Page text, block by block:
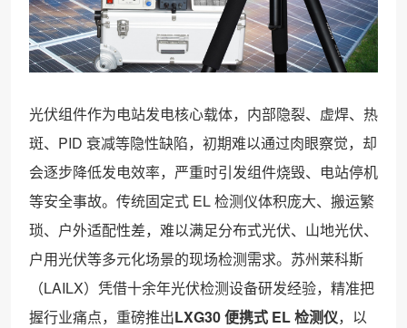
光伏组件作为电站发电核心载体，内部隐裂、虚焊、热
斑、PID 衰减等隐性缺陷，初期难以通过肉眼察觉，却
会逐步降低发电效率，严重时引发组件烧毁、电站停机
等安全事故。传统固定式 EL 检测仪体积庞大、搬运繁
琐、户外适配性差，难以满足分布式光伏、山地光伏、
户用光伏等多元化场景的现场检测需求。苏州莱科斯
（LAILX）凭借十余年光伏检测设备研发经验，精准把
握行业痛点，重磅推出LXG30 便携式 EL 检测仪，以